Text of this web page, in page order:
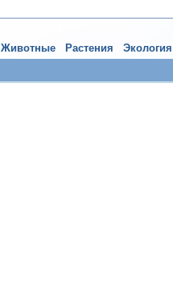
Животные Растения Экология